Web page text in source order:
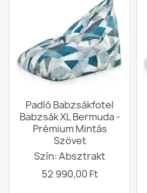
Padló Babzsákfotel
Babzsák XL Bermuda -
Prémium Mintás
Szövet
Szín: Absztrakt
52 990,00 Ft